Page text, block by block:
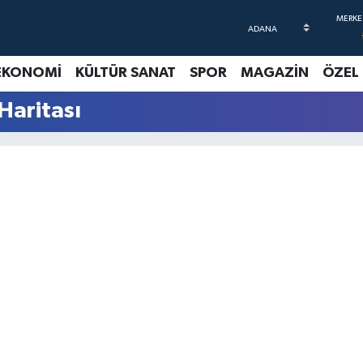
KÜLTÜR SANAT SPOR MAGAZİN ÖZEL